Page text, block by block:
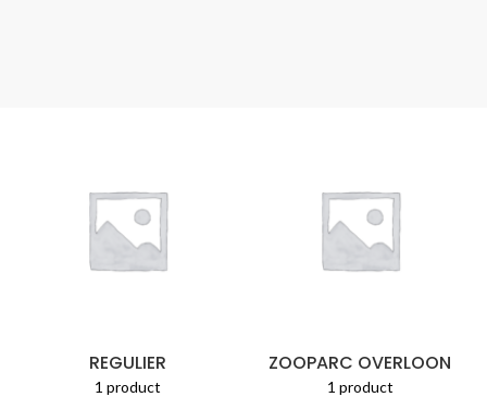
REGULIER
1 product
ZOOPARC OVERLOON
1 product